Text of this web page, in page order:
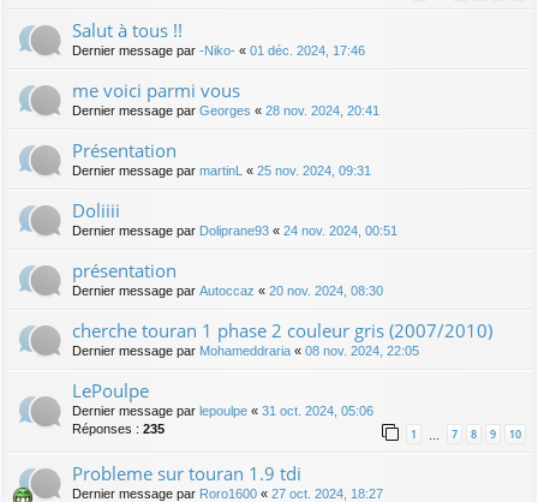
Salut à tous !!
Dernier message par -Niko- « 01 déc. 2024, 17:46
me voici parmi vous
Dernier message par Georges « 28 nov. 2024, 20:41
Présentation
Dernier message par martinL « 25 nov. 2024, 09:31
Doliiii
Dernier message par Doliprane93 « 24 nov. 2024, 00:51
présentation
Dernier message par Autoccaz « 20 nov. 2024, 08:30
cherche touran 1 phase 2 couleur gris (2007/2010)
Dernier message par Mohameddraria « 08 nov. 2024, 22:05
LePoulpe
Dernier message par lepoulpe « 31 oct. 2024, 05:06
Réponses : 235 1 7 8 9 10
Probleme sur touran 1.9 tdi
Dernier message par Roro1600 « 27 oct. 2024, 18:27